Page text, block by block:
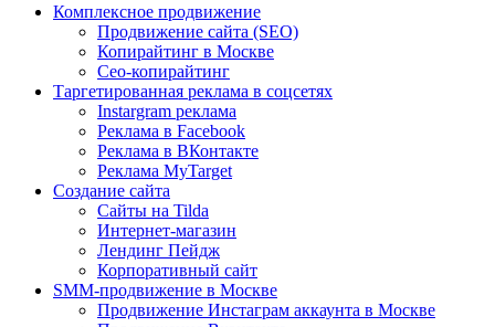
Комплексное продвижение
Продвижение сайта (SEO)
Копирайтинг в Москве
Сео-копирайтинг
Таргетированная реклама в соцсетях
Instargram реклама
Реклама в Facebook
Реклама в ВКонтакте
Реклама MyTarget
Создание сайта
Сайты на Tilda
Интернет-магазин
Лендинг Пейдж
Корпоративный сайт
SMM-продвижение в Москве
Продвижение Инстаграм аккаунта в Москве